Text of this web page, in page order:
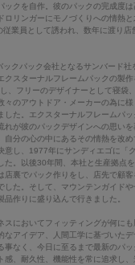
ックを自作。彼のパックの完成度
ロリンガーにモノづくりへの情熱
業員として誘われ、数年に渡り店
クパック会社となるサンバード社
スターナルフレームパックの製作
、フリーのデザイナーとして寝袋
々のアウトドア・メーカーの為に
した。エクスターナルフレームパッ
れが彼のパックデザインへの思い
自分の心の中にあるその情熱を改
意し、1977年にサンディエゴに「
た。以後30年間、本社と生産拠点
店裏でパック作りをし、店先で顧
した。そして、マウンテンガイド
作りに盛り込んで行きました。
スにおいてフィッティングが何に
なアイデア、人間工学に基づいたデ
事なく、今日に至るまで最新のパッ
感、耐久性、機能性を常に追求し